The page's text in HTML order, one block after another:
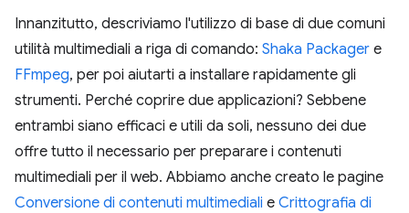
Innanzitutto, descriviamo l'utilizzo di base di due comuni
utilità multimediali a riga di comando: Shaka Packager e
FFmpeg, per poi aiutarti a installare rapidamente gli
strumenti. Perché coprire due applicazioni? Sebbene
entrambi siano efficaci e utili da soli, nessuno dei due
offre tutto il necessario per preparare i contenuti
multimediali per il web. Abbiamo anche creato le pagine
Conversione di contenuti multimediali e Crittografia di